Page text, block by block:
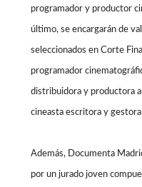
programador y productor
último, se encargarán de
seleccionados en Corte
programador
distribuidora y productora
cineasta escritora y gestora
Además, Documenta
por un jurado joven